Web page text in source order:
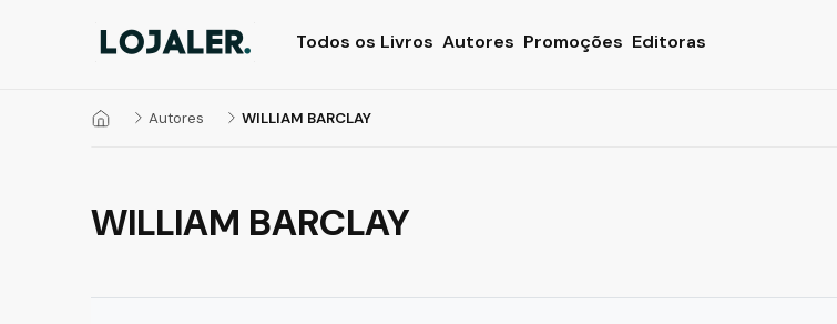
Todos os Livros Autores Promoções Editoras
Autores WILLIAM BARCLAY
WILLIAM BARCLAY